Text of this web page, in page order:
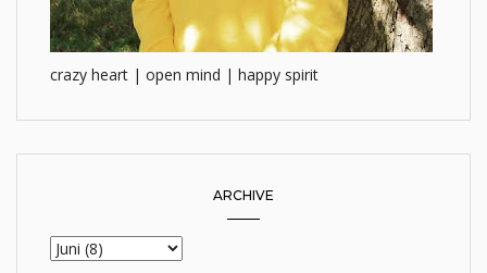
crazy heart | open mind | happy spirit
ARCHIVE